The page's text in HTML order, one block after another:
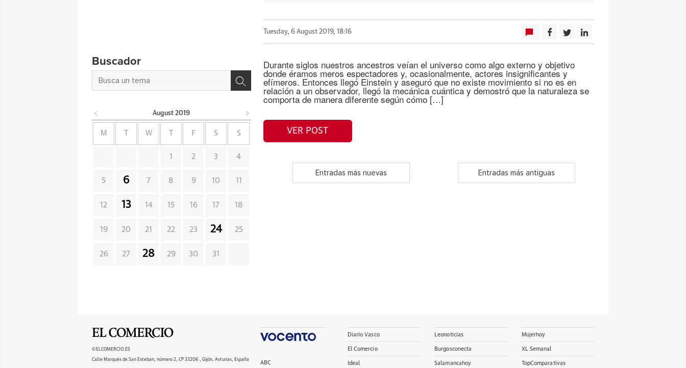
Tuesday, 6 August 2019, 18:16
Durante siglos nuestros ancestros veían el universo como algo externo y objetivo
donde éramos meros espectadores y, ocasionalmente, actores insignificantes y
efímeros. Entonces llegó Einstein y aseguró que no existe movimiento si no es en
relación a un observador, llegó la mecánica cuántica y demostró que la naturaleza se
comporta de manera diferente según cómo […]
VER POST
Entradas más nuevas Entradas más antiguas
Buscador
August 2019
M W F S S
1 2 3 4
5 6 7 8 9 10 11
12 13 14 15 16 17 18
19 20 21 22 23 24 25
26 27 28 29 30 31
©ELCOMERCIO.ES
Calle Marqués de San Esteban, número 2, CP 33206 , Gijón, Asturias, España
ABC
Diario Vasco
El Comercio
Ideal
Leonoticias
Burgosconecta
Salamancahoy
Mujerhoy
XL Semanal
TopComparativas